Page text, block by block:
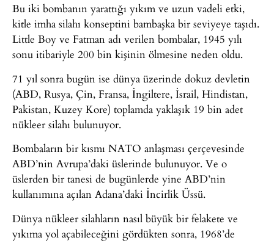
Bu iki bombanın yarattığı yıkım ve uzun vadeli etki,
kitle imha silahı konseptini bambaşka bir seviyeye taşıdı.
Little Boy ve Fatman adı verilen bombalar, 1945 yılı
sonu itibariyle 200 bin kişinin ölmesine neden oldu.
71 yıl sonra bugün ise dünya üzerinde dokuz devletin
(ABD, Rusya, Çin, Fransa, İngiltere, İsrail, Hindistan,
Pakistan, Kuzey Kore) toplamda yaklaşık 19 bin adet
nükleer silahı bulunuyor.
Bombaların bir kısmı NATO anlaşması çerçevesinde
ABD’nin Avrupa’daki üslerinde bulunuyor. Ve o
üslerden bir tanesi de bugünlerde yine ABD’nin
kullanımına açılan Adana’daki İncirlik Üssü.
Dünya nükleer silahların nasıl büyük bir felakete ve
yıkıma yol açabileceğini gördükten sonra, 1968’de